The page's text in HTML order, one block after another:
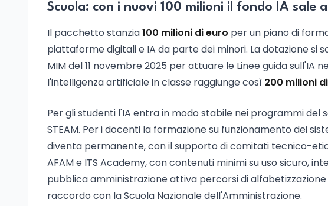
Scuola: con i nuovi 100 milioni il fondo IA sale
Il pacchetto stanzia100 milioni di euro per un piano di
piattaforme digitali e IA da parte dei minori. La dotazione si
MIM del 11 novembre 2025 per attuare le Linee guida
l'intelligenza artificiale in classe raggiunge così 200 milioni
Per gli studenti l'IA entra in modo stabile nei programmi del
STEAM. Per i docenti la formazione su funzionamento dei
diventa permanente, con il supporto di comitati tecnico-
AFAM e ITS Academy, con contenuti minimi su uso sicuro,
pubblica amministrazione attiva percorsi di
raccordo con la Scuola Nazionale dell'Amministrazione.